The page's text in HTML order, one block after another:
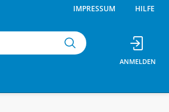
IMPRESSUM HILFE